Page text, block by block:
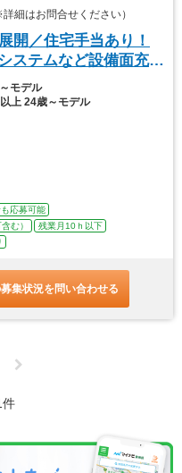
細はお問合せください）
開／住宅手当あり！
ステムなど設備面充
モデル
上 24歳～モデル
応募可能
む）
残業月10ｈ以下
集状況を問い合わせる
件